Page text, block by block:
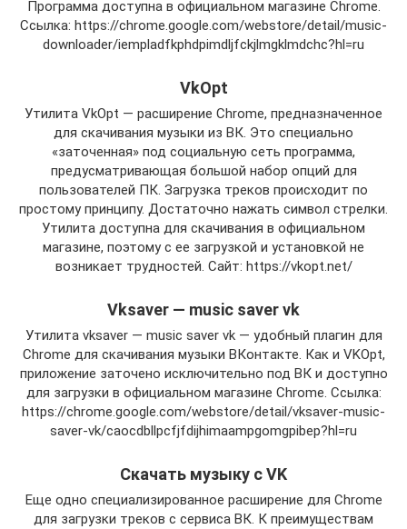
Программа доступна в официальном магазине Chrome.
Ссылка: https://chrome.google.com/webstore/detail/music-
downloader/iempladfkphdpimdljfckjlmgklmdchc?hl=ru
VkOpt
Утилита VkOpt — расширение Chrome, предназначенное
для скачивания музыки из ВК. Это специально
«заточенная» под социальную сеть программа,
предусматривающая большой набор опций для
пользователей ПК. Загрузка треков происходит по
простому принципу. Достаточно нажать символ стрелки.
Утилита доступна для скачивания в официальном
магазине, поэтому с ее загрузкой и установкой не
возникает трудностей. Сайт: https://vkopt.net/
Vksaver — music saver vk
Утилита vksaver — music saver vk — удобный плагин для
Chrome для скачивания музыки ВКонтакте. Как и VKOpt,
приложение заточено исключительно под ВК и доступно
для загрузки в официальном магазине Chrome. Ссылка:
https://chrome.google.com/webstore/detail/vksaver-music-
saver-vk/caocdbllpcfjfdijhimaampgomgpibep?hl=ru
Скачать музыку c VK
Еще одно специализированное расширение для Chrome
для загрузки треков с сервиса ВК. К преимуществам